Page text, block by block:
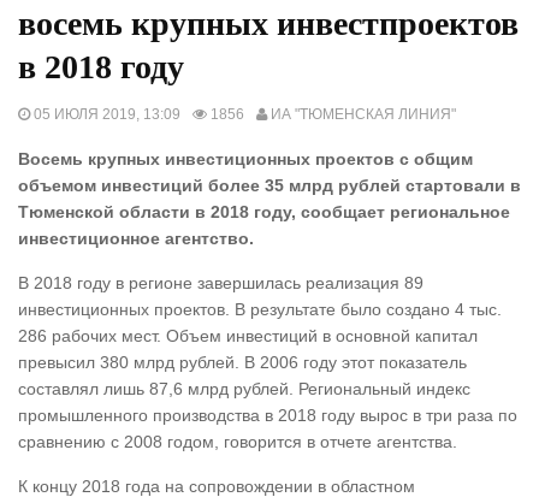
восемь крупных инвестпроектов
в 2018 году
05 ИЮЛЯ 2019, 13:09 1856 ИА "ТЮМЕНСКАЯ ЛИНИЯ"
Восемь крупных инвестиционных проектов с общим
объемом инвестиций более 35 млрд рублей стартовали в
Тюменской области в 2018 году, сообщает региональное
инвестиционное агентство.
В 2018 году в регионе завершилась реализация 89
инвестиционных проектов. В результате было создано 4 тыс.
286 рабочих мест. Объем инвестиций в основной капитал
превысил 380 млрд рублей. В 2006 году этот показатель
составлял лишь 87,6 млрд рублей. Региональный индекс
промышленного производства в 2018 году вырос в три раза по
сравнению с 2008 годом, говорится в отчете агентства.
К концу 2018 года на сопровождении в областном